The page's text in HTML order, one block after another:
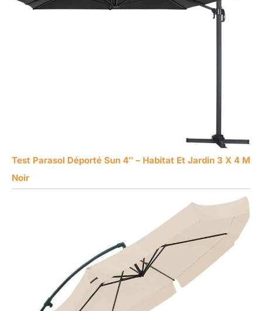
Test Parasol Déporté Sun 4″ – Habitat Et Jardin 3 X 4 M
Noir